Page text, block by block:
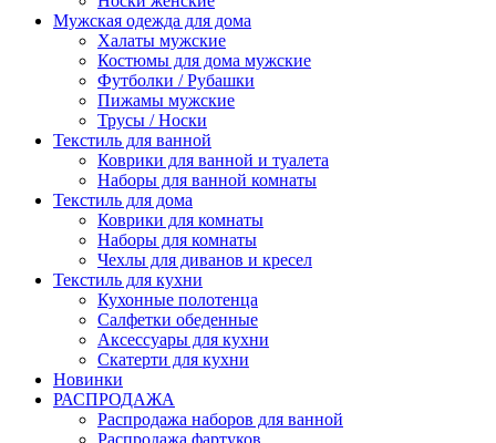
Мужская одежда для дома
Халаты мужские
Костюмы для дома мужские
Футболки / Рубашки
Пижамы мужские
Трусы / Носки
Текстиль для ванной
Коврики для ванной и туалета
Наборы для ванной комнаты
Текстиль для дома
Коврики для комнаты
Наборы для комнаты
Чехлы для диванов и кресел
Текстиль для кухни
Кухонные полотенца
Салфетки обеденные
Аксессуары для кухни
Скатерти для кухни
Новинки
РАСПРОДАЖА
Распродажа наборов для ванной
Распродажа фартуков